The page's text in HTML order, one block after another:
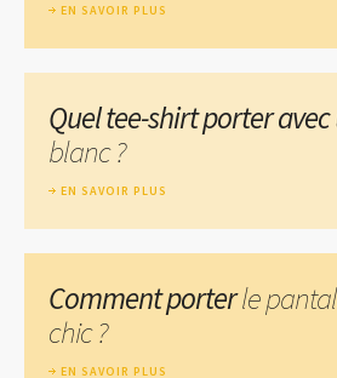
EN SAVOIR PLUS
Quel tee-shirt porter avec
blanc ?
EN SAVOIR PLUS
Comment porterle
chic ?
EN SAVOIR PLUS